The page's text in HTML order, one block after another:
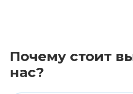
Почему стоит
нас?